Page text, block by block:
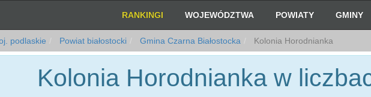
RANKINGI WOJEWÓDZTWA POWIATY GMINY
podlaskie Powiat białostocki Gmina Czarna Białostocka Kolonia Horodnianka
Kolonia Horodnianka w